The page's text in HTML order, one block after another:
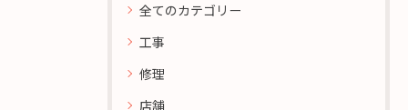
全てのカテゴリー
工事
修理
店舗